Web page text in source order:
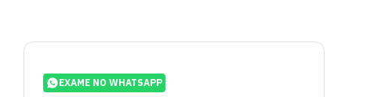
EXAME NO WHATSAPP